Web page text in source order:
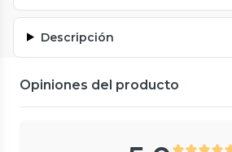
Descripción
Opiniones del producto